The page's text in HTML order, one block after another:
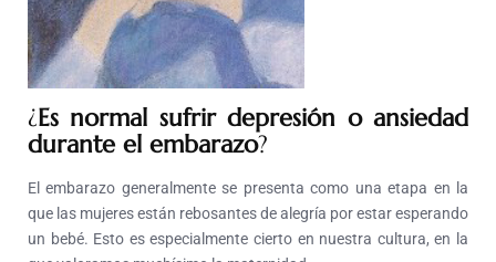
¿Es normal sufrir depresión o ansiedad
durante el embarazo?
El embarazo generalmente se presenta como una etapa en la
que las mujeres están rebosantes de alegría por estar esperando
un bebé. Esto es especialmente cierto en nuestra cultura, en la